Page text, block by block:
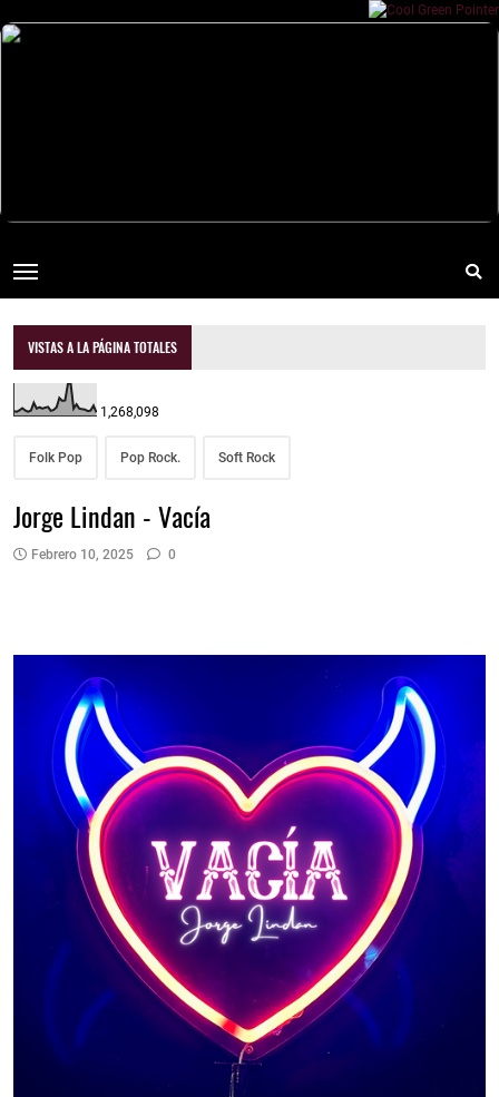
VISTAS A LA PÁGINA TOTALES
1,268,098
Folk Pop Pop Rock. Soft Rock
Jorge Lindan - Vacía
Febrero 10, 2025 0